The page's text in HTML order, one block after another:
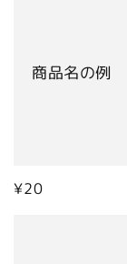
商品名の例
通
¥20